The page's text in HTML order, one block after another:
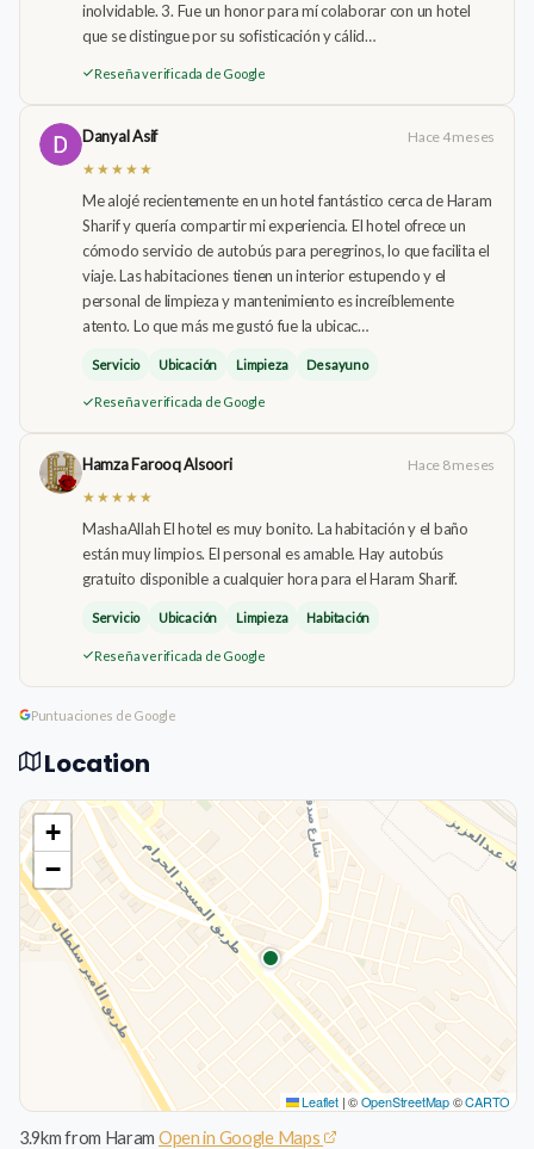
inolvidable. 3. Fue un honor para mí colaborar con un hotel
que se distingue por su sofisticación y cálid…
Reseña verificada de Google
Danyal Asif
Hace 4 meses
★★★★★
Me alojé recientemente en un hotel fantástico cerca de Haram
Sharif y quería compartir mi experiencia. El hotel ofrece un
cómodo servicio de autobús para peregrinos, lo que facilita el
viaje. Las habitaciones tienen un interior estupendo y el
personal de limpieza y mantenimiento es increíblemente
atento. Lo que más me gustó fue la ubicac…
Servicio Ubicación Limpieza Desayuno
Reseña verificada de Google
Hamza Farooq Alsoori
Hace 8 meses
★★★★★
MashaAllah El hotel es muy bonito. La habitación y el baño
están muy limpios. El personal es amable. Hay autobús
gratuito disponible a cualquier hora para el Haram Sharif.
Servicio Ubicación Limpieza Habitación
Reseña verificada de Google
Puntuaciones de Google
Location
+
−
Leaflet |©OpenStreetMap©CARTO
3.9km from Haram Open in Google Maps